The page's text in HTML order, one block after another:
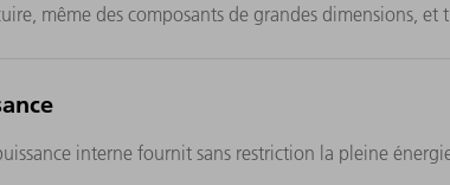
même des composants de grandes dimensions,
interne fournit sans restriction la pleine